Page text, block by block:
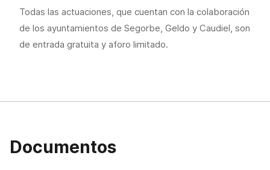
Todas las actuaciones, que cuentan con la colaboración
de los ayuntamientos de Segorbe, Geldo y Caudiel, son
de entrada gratuita y aforo limitado.
Documentos